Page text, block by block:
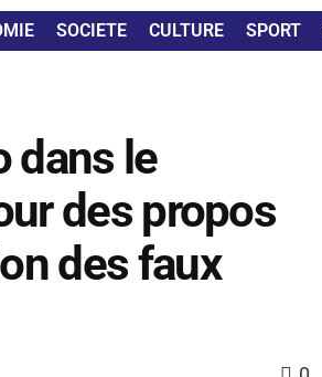
SOCIETE CULTURE SPORT
dans le
des propos
des faux